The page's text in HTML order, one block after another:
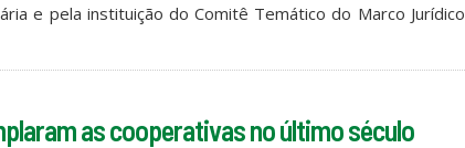
e pela instituição do Comitê Temático do Marco Jurídico
as cooperativas no último século